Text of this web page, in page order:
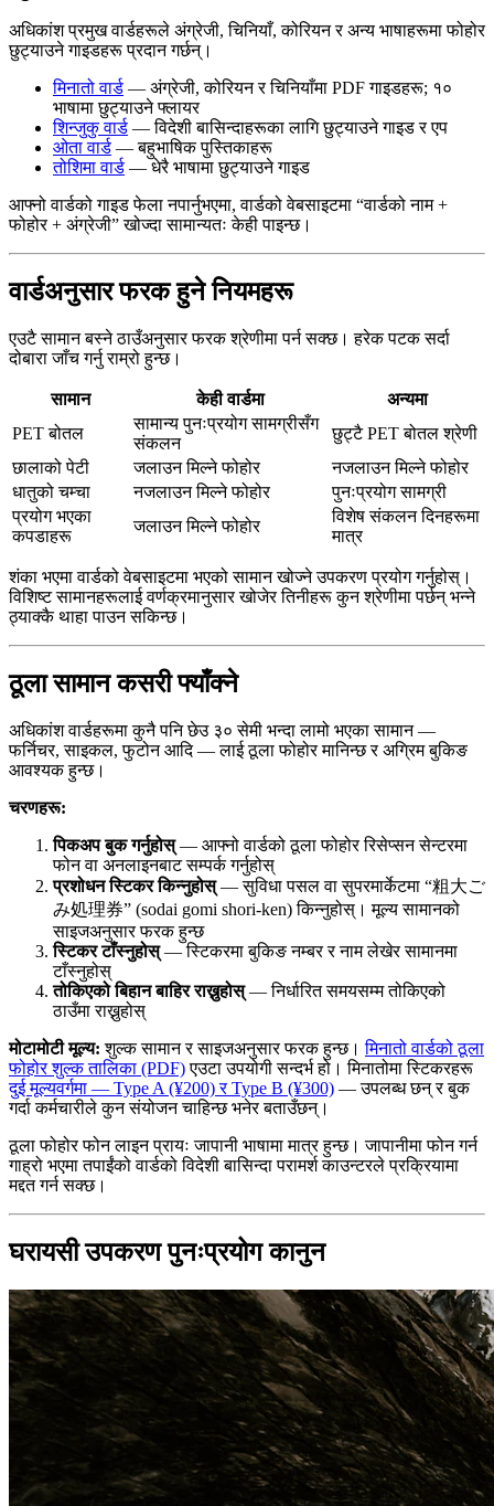
अधिकांश प्रमुख वार्डहरूले अंग्रेजी, चिनियाँ, कोरियन र अन्य भाषाहरूमा फोहोर
छुट्याउने गाइडहरू प्रदान गर्छन्।
मिनातो वार्ड — अंग्रेजी, कोरियन र चिनियाँमा PDF गाइडहरू; १०
भाषामा छुट्याउने फ्लायर
शिन्जुकु वार्ड — विदेशी बासिन्दाहरूका लागि छुट्याउने गाइड र एप
ओता वार्ड — बहुभाषिक पुस्तिकाहरू
तोशिमा वार्ड — धेरै भाषामा छुट्याउने गाइड
आफ्नो वार्डको गाइड फेला नपार्नुभएमा, वार्डको वेबसाइटमा “वार्डको नाम +
फोहोर + अंग्रेजी” खोज्दा सामान्यतः केही पाइन्छ।
वार्डअनुसार फरक हुने नियमहरू
एउटै सामान बस्ने ठाउँअनुसार फरक श्रेणीमा पर्न सक्छ। हरेक पटक सर्दा
दोबारा जाँच गर्नु राम्रो हुन्छ।
सामान केही वार्डमा
अन्यमा
PET बोतल
सामान्य पुनःप्रयोग सामग्रीसँग
संकलन
छुट्टै PET बोतल श्रेणी
छालाको पेटी
जलाउन मिल्ने फोहोर
नजलाउन मिल्ने फोहोर
धातुको चम्चा
नजलाउन मिल्ने फोहोर
पुनःप्रयोग सामग्री
प्रयोग भएका
कपडाहरू
जलाउन मिल्ने फोहोर
विशेष संकलन दिनहरूमा
मात्र
शंका भएमा वार्डको वेबसाइटमा भएको सामान खोज्ने उपकरण प्रयोग गर्नुहोस्।
विशिष्ट सामानहरूलाई वर्णक्रमानुसार खोजेर तिनीहरू कुन श्रेणीमा पर्छन् भन्ने
ठ्याक्कै थाहा पाउन सकिन्छ।
ठूला सामान कसरी फ्याँक्ने
अधिकांश वार्डहरूमा कुनै पनि छेउ ३० सेमी भन्दा लामो भएका सामान —
फर्निचर, साइकल, फुटोन आदि — लाई ठूला फोहोर मानिन्छ र अग्रिम बुकिङ
आवश्यक हुन्छ।
चरणहरू:
पिकअप बुक गर्नुहोस्— आफ्नो वार्डको ठूला फोहोर रिसेप्सन सेन्टरमा
फोन वा अनलाइनबाट सम्पर्क गर्नुहोस्
प्रशोधन स्टिकर किन्नुहोस्— सुविधा पसल वा सुपरमार्केटमा “粗大ご
み処理券” (sodai gomi shori-ken) किन्नुहोस्। मूल्य सामानको
साइजअनुसार फरक हुन्छ
स्टिकर टाँस्नुहोस्— स्टिकरमा बुकिङ नम्बर र नाम लेखेर सामानमा
टाँस्नुहोस्
तोकिएको बिहान बाहिर राख्नुहोस्— निर्धारित समयसम्म तोकिएको
ठाउँमा राख्नुहोस्
मोटामोटी मूल्य: शुल्क सामान र साइजअनुसार फरक हुन्छ।मिनातो वार्डको ठूला
फोहोर शुल्क तालिका (PDF)एउटा उपयोगी सन्दर्भ हो। मिनातोमा स्टिकरहरू
दुई मूल्यवर्गमा — Type A (¥200) र Type B (¥300) — उपलब्ध छन् र बुक
गर्दा कर्मचारीले कुन संयोजन चाहिन्छ भनेर बताउँछन्।
ठूला फोहोर फोन लाइन प्रायः जापानी भाषामा मात्र हुन्छ। जापानीमा फोन गर्न
गाह्रो भएमा तपाईंको वार्डको विदेशी बासिन्दा परामर्श काउन्टरले प्रक्रियामा
मद्दत गर्न सक्छ।
घरायसी उपकरण पुनःप्रयोग कानुन